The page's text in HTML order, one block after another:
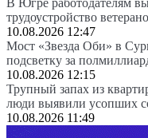
трудоустройство
10.08.2026 12:47
Мост «Звезда Оби» в
подсветку за
10.08.2026 12:15
Трупный запах из
люди выявили усопших
10.08.2026 11:49